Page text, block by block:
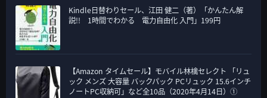
Kindle日替わりセール、江田 健二（著）「かんたん解
説!! 1時間でわかる 電力自由化 入門」199円
【Amazon タイムセール】モバイル林檎セレクト 「リュ
ック メンズ 大容量 バックパック PCリュック 15.6インチ
ノートPC収納可」など全10品（2020年4月14日）①